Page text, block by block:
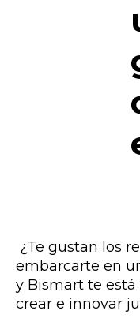
¿Te gustan los
embarcarte en
y Bismart te está
crear e innovar